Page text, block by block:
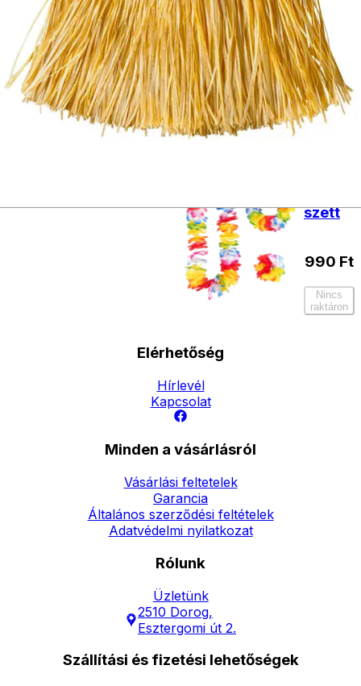
Kosárba
Barna
testfesték
990Ft
szett
990 Ft
Nincs
raktáron
Elérhetőség
Hírlevél
Kapcsolat
Minden a vásárlásról
Vásárlási feltetelek
Garancia
Általános szerződési feltételek
Adatvédelmi nyilatkozat
Rólunk
Üzletünk
2510 Dorog,
Esztergomi út 2.
Szállítási és fizetési lehetőségek